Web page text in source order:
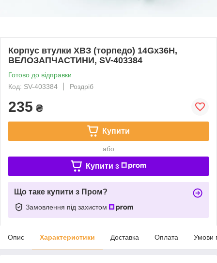
Корпус втулки ХВЗ (торпедо) 14Gx36H,
ВЕЛОЗАПЧАСТИНИ, SV-403384
Готово до відправки
Код: SV-403384
Роздріб
235 ₴
Купити
або
Купити з
Що таке купити з Пром?
Замовлення під захистом
Опис Характеристики Доставка Оплата Умови